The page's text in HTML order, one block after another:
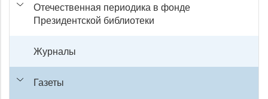
Отечественная периодика в фонде
Президентской библиотеки
Журналы
Газеты